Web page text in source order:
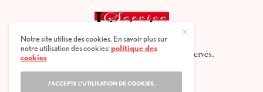
2025 © Service littéraire, tous droits réservés.
Notre site utilise des cookies. En savoir plus sur
notre utilisation des cookies:politique des
cookies
J'ACCEPTE L'UTILISATION DE COOKIES.